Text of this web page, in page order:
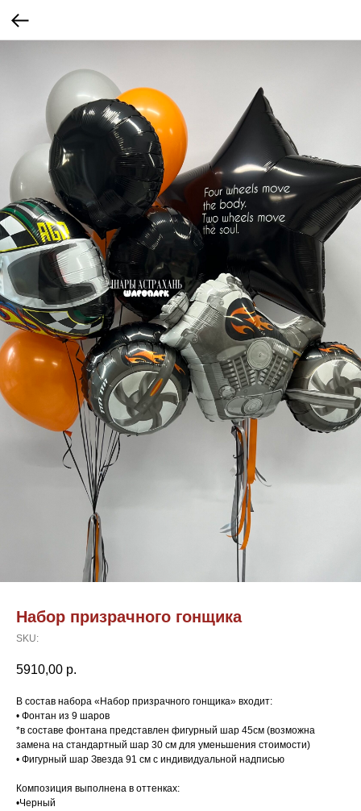
Набор призрачного гонщика
SKU:
5910,00 р.
В состав набора «Набор призрачного гонщика» входит:
• Фонтан из 9 шаров
*в составе фонтана представлен фигурный шар 45см (возможна
замена на стандартный шар 30 см для уменьшения стоимости)
• Фигурный шар Звезда 91 см с индивидуальной надписью
Композиция выполнена в оттенках:
•Черный